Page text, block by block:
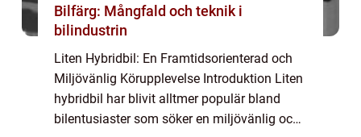
Bilfärg: Mångfald och teknik i
bilindustrin
Liten Hybridbil: En Framtidsorienterad och
Miljövänlig Körupplevelse Introduktion Liten
hybridbil har blivit alltmer populär bland
bilentusiaster som söker en miljövänlig och